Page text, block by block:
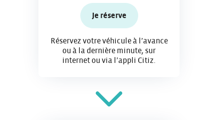
Je réserve
Réservez votre véhicule à l’avance
ou à la dernière minute, sur
internet ou via l’appli Citiz.